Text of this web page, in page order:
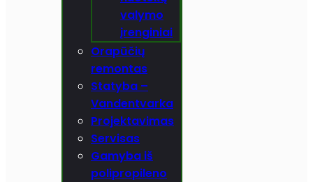
valymo
įrenginiai
Orapūčių
remontas
Statyba –
Vandentvarka
Projektavimas
Servisas
Gamyba iš
polipropileno